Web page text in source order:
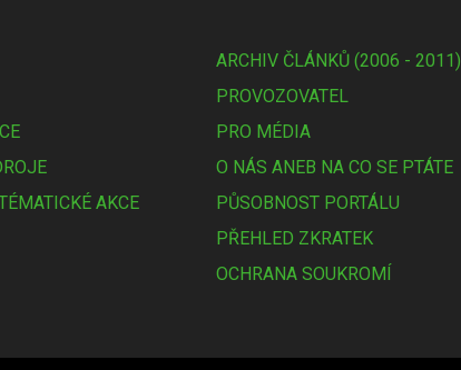
AKCE
ARCHIV ČLÁNKŮ (2006 - 2011)
PROVOZOVATEL
PRO MÉDIA
O NÁS ANEB NA CO SE PTÁTE
PŮSOBNOST PORTÁLU
PŘEHLED ZKRATEK
OCHRANA SOUKROMÍ